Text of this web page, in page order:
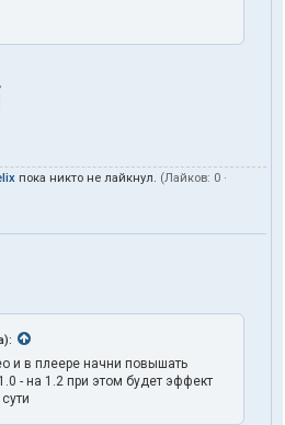
пока никто не лайкнул. (Лайков: 0 ·
и в плеере начни повышать
- на 1.2 при этом будет эффект